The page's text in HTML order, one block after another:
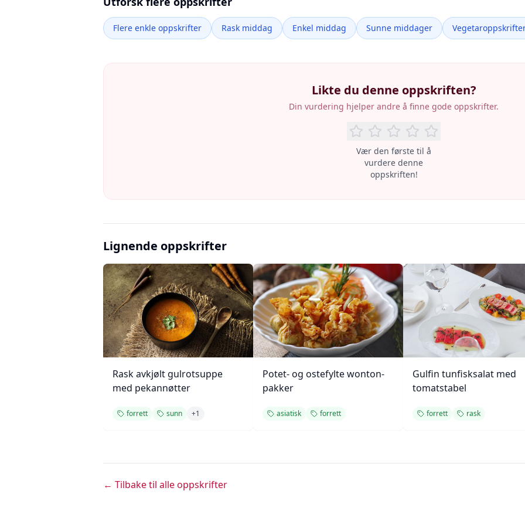
Flere enkle oppskrifter Rask middag Enkel middag Sunne middager
Likte du denne oppskriften?
Din vurdering hjelper andre å finne gode oppskrifter.
Vær den første til å
vurdere denne
oppskriften!
Lignende oppskrifter
Rask avkjølt gulrotsuppe
med pekannøtter
forrett sunn +1
Potet- og ostefylte wonton-
pakker
asiatisk forrett
Gulfin tunfisksalat med
tomatstabel
forrett rask
← Tilbake til alle oppskrifter